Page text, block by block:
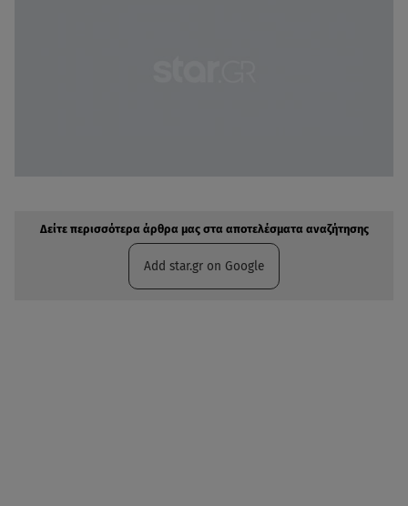
Δείτε περισσότερα άρθρα μας στα αποτελέσματα αναζήτησης
Add star.gr on Google